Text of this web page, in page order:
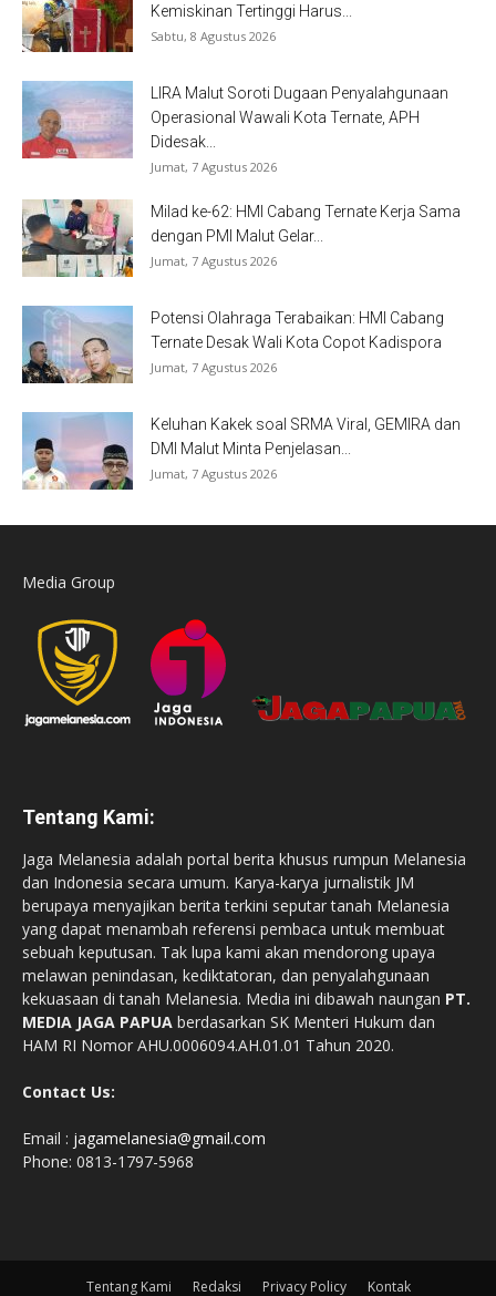
Kemiskinan Tertinggi Harus...
Sabtu, 8 Agustus 2026
LIRA Malut Soroti Dugaan Penyalahgunaan
Operasional Wawali Kota Ternate, APH
Didesak...
Jumat, 7 Agustus 2026
Milad ke-62: HMI Cabang Ternate Kerja Sama
dengan PMI Malut Gelar...
Jumat, 7 Agustus 2026
Potensi Olahraga Terabaikan: HMI Cabang
Ternate Desak Wali Kota Copot Kadispora
Jumat, 7 Agustus 2026
Keluhan Kakek soal SRMA Viral, GEMIRA dan
DMI Malut Minta Penjelasan...
Jumat, 7 Agustus 2026
Media Group
Tentang Kami:
Jaga Melanesia adalah portal berita khusus rumpun Melanesia
dan Indonesia secara umum. Karya-karya jurnalistik JM
berupaya menyajikan berita terkini seputar tanah Melanesia
yang dapat menambah referensi pembaca untuk membuat
sebuah keputusan. Tak lupa kami akan mendorong upaya
melawan penindasan, kediktatoran, dan penyalahgunaan
kekuasaan di tanah Melanesia. Media ini dibawah naungan PT.
MEDIA JAGA PAPUA berdasarkan SK Menteri Hukum dan
HAM RI Nomor AHU.0006094.AH.01.01 Tahun 2020.
Contact Us:
Email : jagamelanesia@gmail.com
Phone: 0813-1797-5968
Tentang Kami Redaksi Privacy Policy Kontak